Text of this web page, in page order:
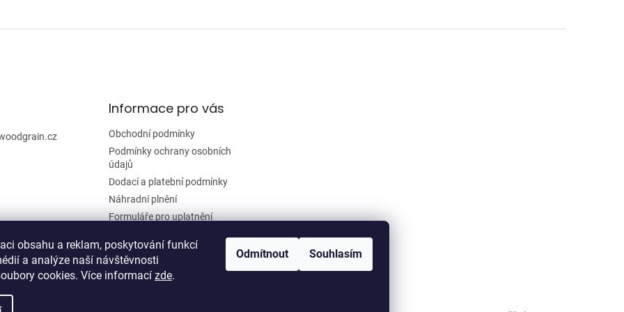
obsahu a reklam, poskytování funkcí
a analýze naší návštěvnosti
cookies. Více informací zde.
Odmítnout Souhlasím
v
p
i
s
u
Informace pro vás
Obchodní podmínky
Podmínky ochrany osobních
údajů
Dodací a platební podmínky
Náhradní plnění
Formuláře pro uplatnění
smlouvy
Moje objednávka